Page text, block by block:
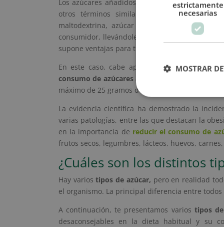
Los azúcares añadidos los podemos
otros términos similares: azúcar, jarabe de
maltodextrina, azúcar de coco, concentrado
consumidor, llevándole a creer que no es
supone ventajas para tu salud.
En este caso, cabe apuntar que según la
consumo de azúcares añadidos
debe limitarse
máximo de 25 gramos de azúcar al día.
La evidencia científica ha demostrado la
varias patologías, entre las que destacan la
en la importancia de reducir el consumo de
frutos secos, legumbres, lácteos, huevos,
¿Cuáles son los distintos
Hay varios tipos de azúcar, pero en realidad
el organismo. La principal diferencia entre
A continuación, te presentamos varios tipos
desaconsejables en la dieta habitual y su
estrictamente
necesarias
MOSTRAR